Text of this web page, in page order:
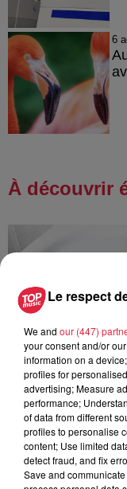
6
À découvrir
Le respect
We and our (447)
your consent and/or
information on a
profiles for
advertising; Measure
performance;
of data from different
profiles to personalise
content; Use limited
detect fraud, and fix
Save and